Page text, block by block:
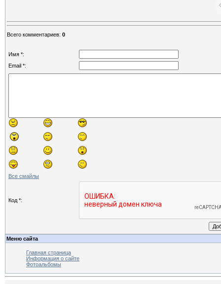
Всего комментариев: 0
Имя *:
Email *:
Все смайлы
Код *:
Меню сайта
Главная страница
Информация о сайте
Фотоальбомы